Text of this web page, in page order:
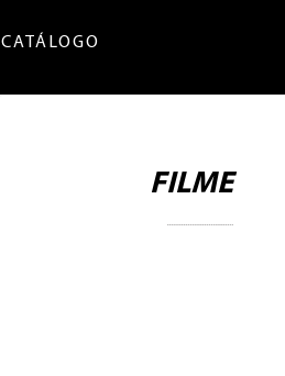
CATÁLOGO
FILME